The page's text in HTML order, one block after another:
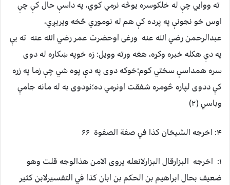
ته ووايي چې له خلكوسره يوڅه نرمي كوي، په داسې حال كې چې
اوس خو نجونې په پرده كې هم له نوموړي څخه ويريږي،
عبدالرحمن رضي الله عنه ورغى اوحضرت عمر رضي الله عنه ته يې
په دې هكله خبره وكړه، هغه ورته وويل: زه خوپه ښكاره له دوى
سره همداسې سختي كوم؛خوكه دوى په دې پوه شي چې زما په زړه
كې ددوى لپاره څومره شفقت اونرمي ده؛نودوى به له مانه جامې
وباسي (۲)
۴: اخرجه الشيخان كذا في صفة الصفوة ۶۶
۱: اخرجه البزارقال البزارلانعله يروى الامن هذالوجه قلت وهو
ضعيف بحال ابراهيم بن الحكم بن ابان كذا في التفسيرلابن كثير